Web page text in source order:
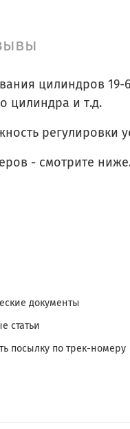
цилиндров
цилиндра и т.д.
- смотрите
документы
статьи
посылку по трек-номеру